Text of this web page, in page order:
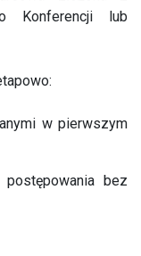
Konferencji lub
w pierwszym
bez